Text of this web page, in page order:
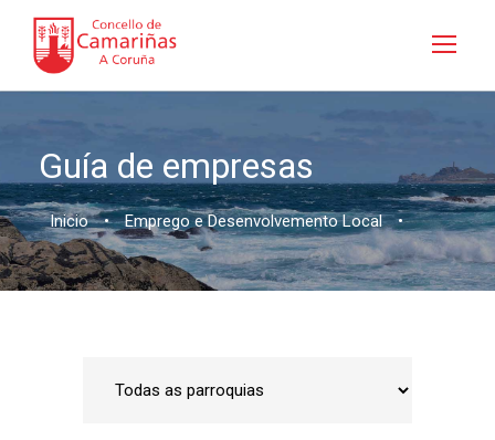
Guía de empresas
Inicio • Emprego e Desenvolvemento Local •